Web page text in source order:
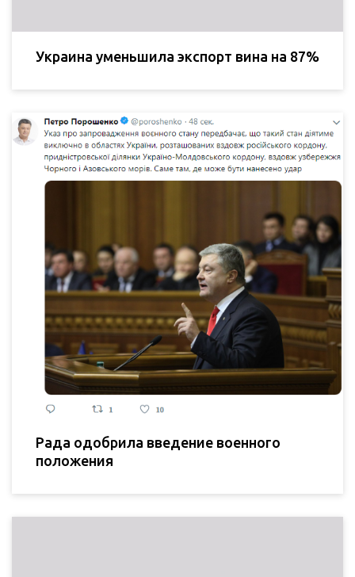
Украина уменьшила экспорт вина на 87%
Рада одобрила введение военного
положения